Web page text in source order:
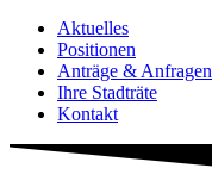
Aktuelles
Positionen
Anträge & Anfragen
Ihre Stadträte
Kontakt